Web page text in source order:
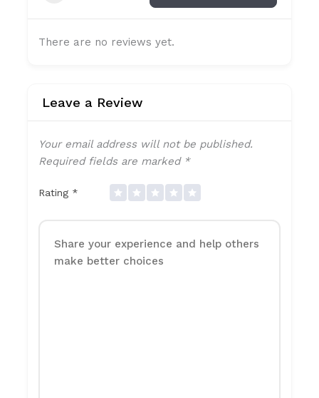
There are no reviews yet.
Leave a Review
Your email address will not be published.
Required fields are marked *
Rating *